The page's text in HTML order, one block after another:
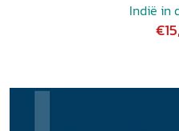
Indië in